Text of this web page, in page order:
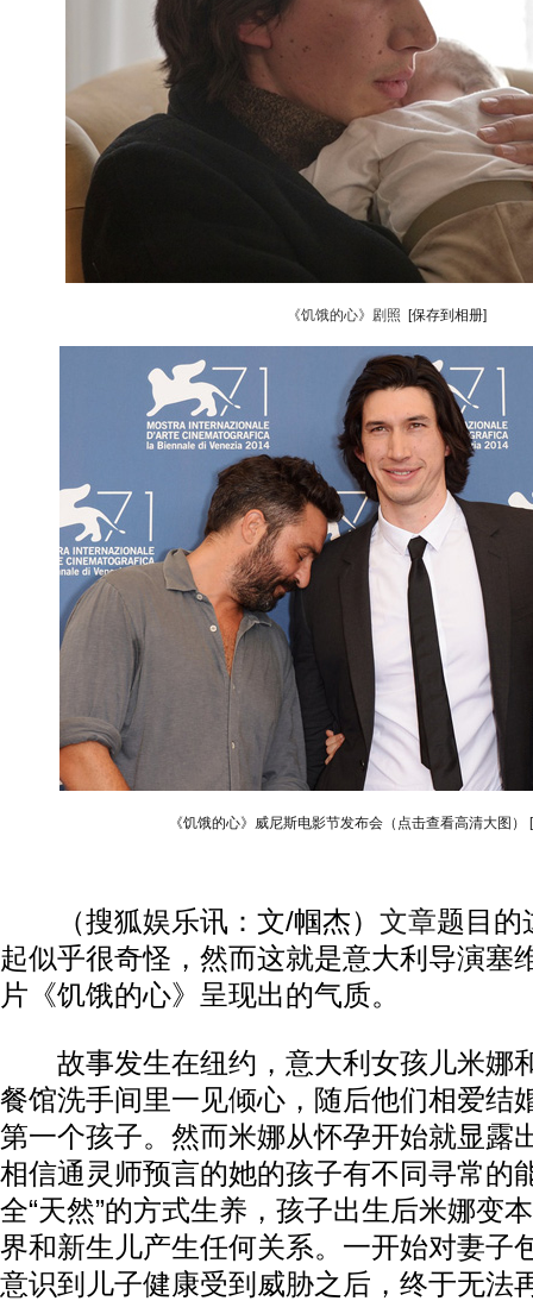
《饥饿的心》剧照 [保存到相册]
《饥饿的心》威尼斯电影节发布会（点击查看高清大图）
（搜狐娱乐讯：文/帼杰） 文章题目的
起似乎很奇怪，然而这就是意大利导演塞
片《饥饿的心》呈现出的气质。
故事发生在纽约，意大利女孩儿米娜
餐馆洗手间里一见倾心，随后他们相爱结
第一个孩子。然而米娜从怀孕开始就显露
相信通灵师预言的她的孩子有不同寻常的
全“天然”的方式生养，孩子出生后米娜变
界和新生儿产生任何关系。一开始对妻子
意识到儿子健康受到威胁之后，终于无